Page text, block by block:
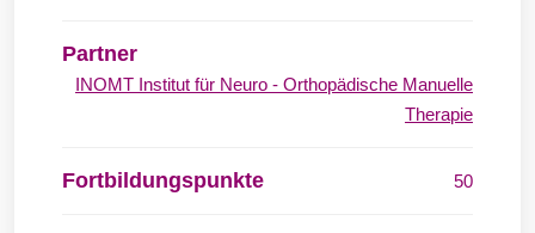
Partner
INOMT Institut für Neuro - Orthopädische Manuelle
Therapie
Fortbildungspunkte 50